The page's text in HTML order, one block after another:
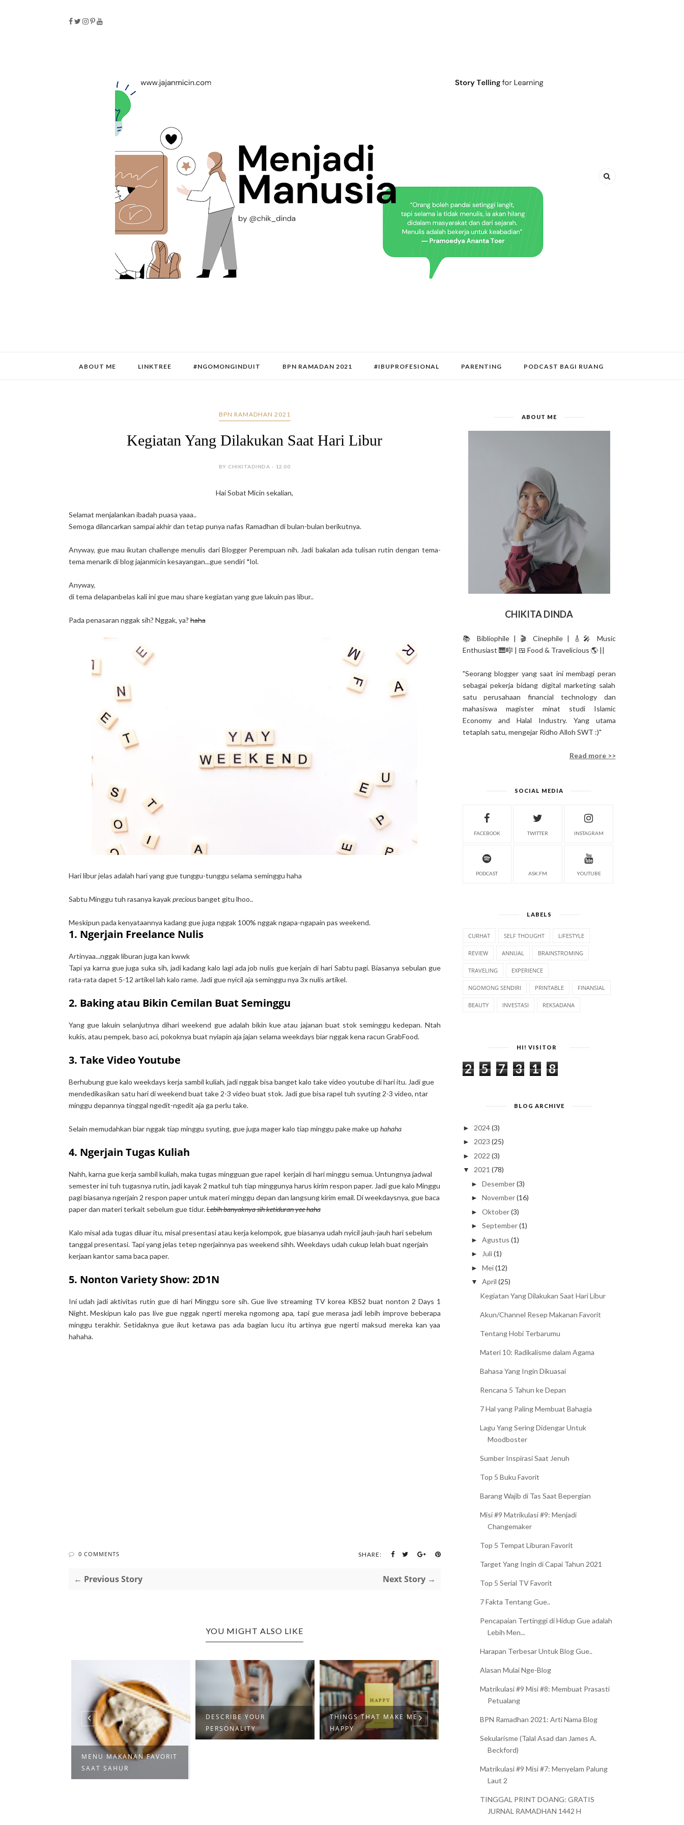
ABOUT ME LINKTREE #NGOMONGINDUIT BPN RAMADAN 2021 #IBUPROFESIONAL PARENTING PODCAST BAGI RUANG
BPN RAMADHAN 2021
Kegiatan Yang Dilakukan Saat Hari Libur
BY CHIKITADINDA - 12.00
Hai Sobat Micin sekalian,
Selamat menjalankan ibadah puasa yaaa..
Semoga dilancarkan sampai akhir dan tetap punya nafas Ramadhan di bulan-bulan berikutnya.
Anyway, gue mau ikutan challenge menulis dari Blogger Perempuan nih. Jadi bakalan ada tulisan rutin dengan tema-
tema menarik di blog jajanmicin kesayangan...gue sendiri *lol.
Anyway,
di tema delapanbelas kali ini gue mau share kegiatan yang gue lakuin pas libur..
Pada penasaran nggak sih? Nggak, ya?haha
Hari libur jelas adalah hari yang gue tunggu-tunggu selama seminggu haha
Sabtu Minggu tuh rasanya kayakpreciousbanget gitu lhoo..
Meskipun pada kenyataannya kadang gue juga nggak 100% nggak ngapa-ngapain pas weekend.
1. Ngerjain Freelance Nulis
Artinyaa...nggak liburan juga kan kwwk
Tapi ya karna gue juga suka sih, jadi kadang kalo lagi ada job nulis gue kerjain di hari Sabtu pagi. Biasanya sebulan gue
rata-rata dapet 5-12 artikel lah kalo rame. Jadi gue nyicil aja seminggu nya 3x nulis artikel.
2. Baking atau Bikin Cemilan Buat Seminggu
Yang gue lakuin selanjutnya dihari weekend gue adalah bikin kue atau jajanan buat stok seminggu kedepan. Ntah
kukis, atau pempek, baso aci, pokoknya buat nyiapin aja jajan selama weekdays biar nggak kena racun GrabFood.
3. Take Video Youtube
Berhubung gue kalo weekdays kerja sambil kuliah, jadi nggak bisa banget kalo take video youtube di hari itu. Jadi gue
mendedikasikan satu hari di weekend buat take 2-3 video buat stok. Jadi gue bisa rapel tuh syuting 2-3 video, ntar
minggu depannya tinggal ngedit-ngedit aja ga perlu take.
Selain memudahkan biar nggak tiap minggu syuting, gue juga mager kalo tiap minggu pake make up hahaha
4. Ngerjain Tugas Kuliah
Nahh, karna gue kerja sambil kuliah, maka tugas mingguan gue rapel kerjain di hari minggu semua. Untungnya jadwal
semester ini tuh tugasnya rutin, jadi kayak 2 matkul tuh tiap minggunya harus kirim respon paper. Jadi gue kalo Minggu
pagi biasanya ngerjain 2 respon paper untuk materi minggu depan dan langsung kirim email. Di weekdaysnya, gue baca
paper dan materi terkait sebelum gue tidur.Lebih banyaknya sih ketiduran yee haha
Kalo misal ada tugas diluar itu, misal presentasi atau kerja kelompok, gue biasanya udah nyicil jauh-jauh hari sebelum
tanggal presentasi. Tapi yang jelas tetep ngerjainnya pas weekend sihh. Weekdays udah cukup lelah buat ngerjain
kerjaan kantor sama baca paper.
5. Nonton Variety Show: 2D1N
Ini udah jadi aktivitas rutin gue di hari Minggu sore sih. Gue live streaming TV korea KBS2 buat nonton 2 Days 1
Night. Meskipun kalo pas live gue nggak ngerti mereka ngomong apa, tapi gue merasa jadi lebih improve beberapa
minggu terakhir. Setidaknya gue ikut ketawa pas ada bagian lucu itu artinya gue ngerti maksud mereka kan yaa
hahaha.
0 COMMENTS SHARE:
← Previous Story Next Story →
YOU MIGHT ALSO LIKE
MENU MAKANAN FAVORIT
SAAT SAHUR
DESCRIBE YOUR
PERSONALITY
THINGS THAT MAKE ME
HAPPY
MOMEN LEBARAN YANG
PALING BERKESAN
WAJIB ADA DI RUMAH
ABOUT ME
CHIKITA DINDA
📚 Bibliophile | 🎬 Cinephile | 🎸🎤 Music
Enthusiast 🎹🎼 | 🍱 Food & Travelicious 🌎 ||
"Seorang blogger yang saat ini membagi peran
sebagai pekerja bidang digital marketing salah
satu perusahaan financial technology dan
mahasiswa magister minat studi Islamic
Economy and Halal Industry. Yang utama
tetaplah satu, mengejar Ridho Alloh SWT :)"
Read more >>
SOCIAL MEDIA
FACEBOOK TWITTER INSTAGRAM
PODCAST ASK.FM YOUTUBE
LABELS
CURHAT SELF THOUGHT LIFESTYLE
REVIEW ANNUAL BRAINSTROMING
TRAVELING EXPERIENCE
NGOMONG SENDIRI PRINTABLE FINANSIAL
BEAUTY INVESTASI REKSADANA
HI! VISITOR
2 5 7 3 1 8
BLOG ARCHIVE
► 2024 (3)
► 2023 (25)
► 2022 (3)
▼ 2021 (78)
►Desember(3)
►November(16)
►Oktober(3)
►September(1)
►Agustus (1)
► Juli(1)
►Mei(12)
▼ April (25)
Kegiatan Yang Dilakukan Saat Hari Libur
Akun/Channel Resep Makanan Favorit
Tentang Hobi Terbarumu
Materi 10: Radikalisme dalam Agama
Bahasa Yang Ingin Dikuasai
Rencana 5 Tahun ke Depan
7 Hal yang Paling Membuat Bahagia
Lagu Yang Sering Didengar Untuk
Moodboster
Sumber Inspirasi Saat Jenuh
Top 5 Buku Favorit
Barang Wajib di Tas Saat Bepergian
Misi #9 Matrikulasi #9: Menjadi
Changemaker
Top 5 Tempat Liburan Favorit
Target Yang Ingin di Capai Tahun 2021
Top 5 Serial TV Favorit
7 Fakta Tentang Gue..
Pencapaian Tertinggi di Hidup Gue adalah
Lebih Men...
Harapan Terbesar Untuk Blog Gue..
Alasan Mulai Nge-Blog
Matrikulasi #9 Misi #8: Membuat Prasasti
Petualang
BPN Ramadhan 2021: Arti Nama Blog
Sekularisme (Talal Asad dan James A.
Beckford)
Matrikulasi #9 Misi #7: Menyelam Palung
Laut 2
TINGGAL PRINT DOANG: GRATIS
JURNAL RAMADHAN 1442 H